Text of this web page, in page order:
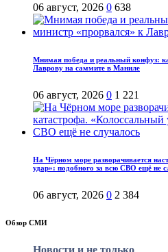
06 август, 2026 0 638
Мнимая победа и реальный конфуз:
Лаврову на саммите в Маниле
06 август, 2026 0 1 221
На Чёрном море разворачивается
удар»: подобного за всю СВО ещё не
06 август, 2026 0 2 384
Обзор СМИ
Новости и не только